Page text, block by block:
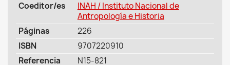
Coeditor/es
INAH / Instituto Nacional de
Antropología e Historia
Páginas
226
ISBN
9707220910
Referencia
N15-821